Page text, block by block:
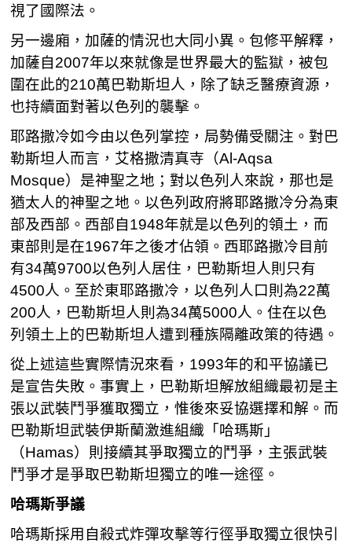
視了國際法。
另一邊廂，加薩的情況也大同小異。包修平解釋，
加薩自2007年以來就像是世界最大的監獄，被包
圍在此的210萬巴勒斯坦人，除了缺乏醫療資源，
也持續面對著以色列的襲擊。
耶路撒冷如今由以色列掌控，局勢備受關注。對巴
勒斯坦人而言，艾格撒清真寺（Al-Aqsa
Mosque）是神聖之地；對以色列人來說，那也是
猶太人的神聖之地。以色列政府將耶路撒冷分為東
部及西部。西部自1948年就是以色列的領土，而
東部則是在1967年之後才佔領。西耶路撒冷目前
有34萬9700以色列人居住，巴勒斯坦人則只有
4500人。至於東耶路撒冷，以色列人口則為22萬
200人，巴勒斯坦人則為34萬5000人。住在以色
列領土上的巴勒斯坦人遭到種族隔離政策的待遇。
從上述這些實際情況來看，1993年的和平協議已
是宣告失敗。事實上，巴勒斯坦解放組織最初是主
張以武裝鬥爭獲取獨立，惟後來妥協選擇和解。而
巴勒斯坦武裝伊斯蘭激進組織「哈瑪斯」
（Hamas）則接續其爭取獨立的鬥爭，主張武裝
鬥爭才是爭取巴勒斯坦獨立的唯一途徑。
哈瑪斯爭議
哈瑪斯採用自殺式炸彈攻擊等行徑爭取獨立很快引